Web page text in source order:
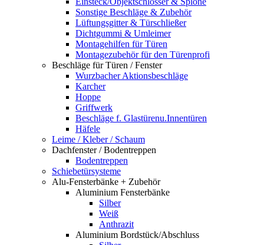
Sonstige Beschläge & Zubehör
Lüftungsgitter & Türschließer
Dichtgummi & Umleimer
Montagehilfen für Türen
Montagezubehör für den Türenprofi
Beschläge für Türen / Fenster
Wurzbacher Aktionsbeschläge
Karcher
Hoppe
Griffwerk
Beschläge f. Glastürenu.Innentüren
Häfele
Leime / Kleber / Schaum
Dachfenster / Bodentreppen
Bodentreppen
Schiebetürsysteme
Alu-Fensterbänke + Zubehör
Aluminium Fensterbänke
Silber
Weiß
Anthrazit
Aluminium Bordstück/Abschluss